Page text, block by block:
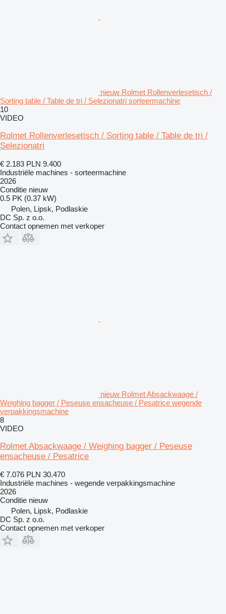
nieuw Rolmet Rollenverlesetisch /
Sorting table / Table de tri / Selezionatri sorteermachine
10
VIDEO
Rolmet Rollenverlesetisch / Sorting table / Table de tri /
Selezionatri
€ 2.183 PLN 9.400
Industriële machines - sorteermachine
2026
Conditie nieuw
0.5 PK (0.37 kW)
Polen, Lipsk, Podlaskie
DC Sp. z o.o.
Contact opnemen met verkoper
nieuw Rolmet Absackwaage /
Weighing bagger / Peseuse ensacheuse / Pesatrice wegende
verpakkingsmachine
8
VIDEO
Rolmet Absackwaage / Weighing bagger / Peseuse
ensacheuse / Pesatrice
€ 7.076 PLN 30.470
Industriële machines - wegende verpakkingsmachine
2026
Conditie nieuw
Polen, Lipsk, Podlaskie
DC Sp. z o.o.
Contact opnemen met verkoper